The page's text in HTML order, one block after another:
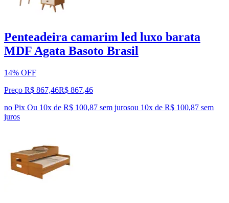
Penteadeira camarim led luxo barata
MDF Agata Basoto Brasil
14% OFF
Preço R$ 867,46R$ 867,46
no Pix Ou 10x de R$ 100,87 sem jurosou 10x de R$ 100,87 sem
juros